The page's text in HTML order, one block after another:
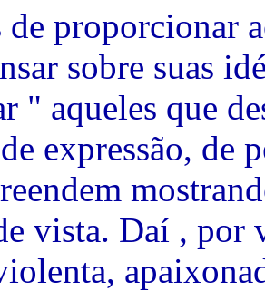
de proporcionar
sobre suas
" aqueles que
expressão, de
vista. Daí , por